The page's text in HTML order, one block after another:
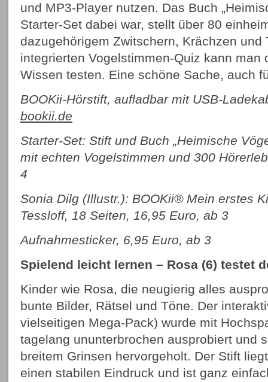
und MP3-Player nutzen. Das Buch
Starter-Set dabei war, stellt über 80
dazugehörigem Zwitschern, Krächzen und
integrierten Vogelstimmen-Quiz kann man
Wissen testen. Eine schöne Sache, auch
BOOKii-Hörstift, aufladbar mit USB-
bookii.de
Starter-Set: Stift und Buch „Heimische
mit echten Vogelstimmen und 300
4
Sonia Dilg (Illustr.): BOOKii® Mein erstes
Tessloff, 18 Seiten, 16,95 Euro, ab 3
Aufnahmesticker, 6,95 Euro, ab 3
Spielend leicht lernen – Rosa (6) testet
Kinder wie Rosa, die neugierig alles
bunte Bilder, Rätsel und Töne. Der
vielseitigen Mega-Pack) wurde mit
tagelang ununterbrochen ausprobiert und
breitem Grinsen hervorgeholt. Der Stift
einen stabilen Eindruck und ist ganz